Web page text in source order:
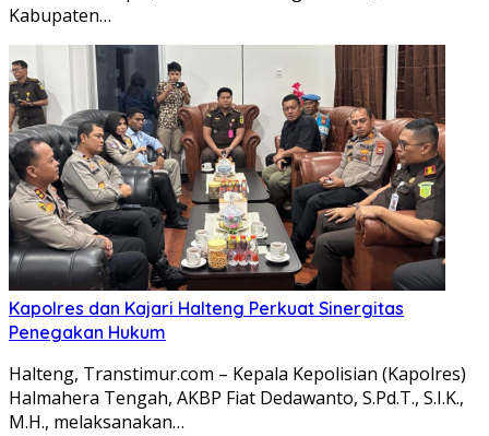
Kabupaten…
Kapolres dan Kajari Halteng Perkuat Sinergitas
Penegakan Hukum
Halteng, Transtimur.com – Kepala Kepolisian (Kapolres)
Halmahera Tengah, AKBP Fiat Dedawanto, S.Pd.T., S.I.K.,
M.H., melaksanakan…